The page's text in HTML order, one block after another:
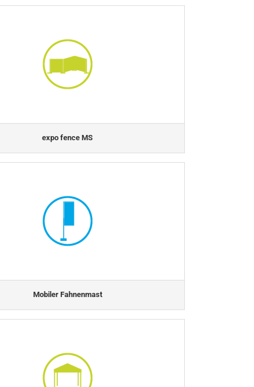
expo fence MS
Mobiler Fahnenmast